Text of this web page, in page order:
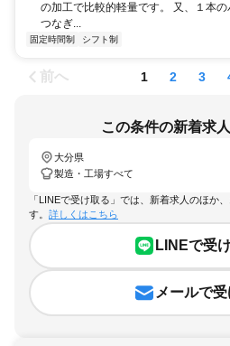
の加工で比較的軽量です。 又、１本の
つなぎ...
固定時間制 シフト制
前へ 1 2 3
この条件の新着求
大分県
製造・工場すべて
「LINEで受け取る」では、新着求人のほか
す。 詳しくはこちら
LINEで受
メールで